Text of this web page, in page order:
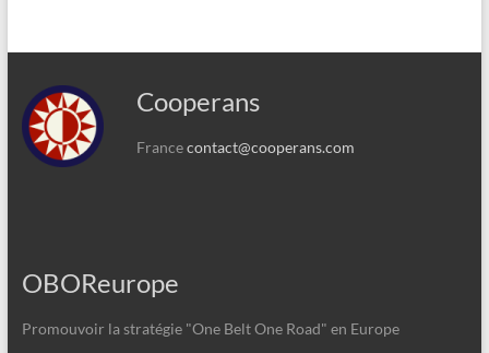
Cooperans
Francecontact@cooperans.com
OBOReurope
Promouvoir la stratégie "One Belt One Road" en Europe